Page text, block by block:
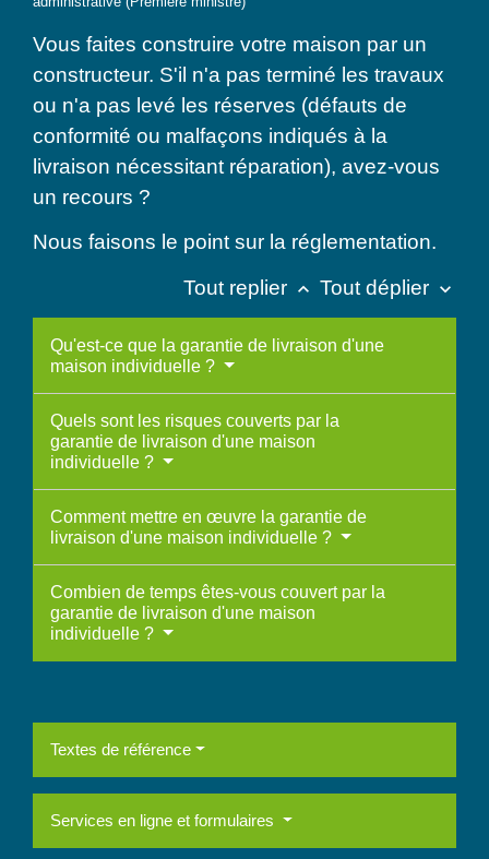
Vous faites construire votre maison par un
constructeur. S'il n'a pas terminé les travaux
ou n'a pas levé les réserves (défauts de
conformité ou malfaçons indiqués à la
livraison nécessitant réparation), avez-vous
un recours ?
Nous faisons le point sur la réglementation.
Tout replier keyboard_arrow_up Tout déplier keyboard_arrow_down
Qu'est-ce que la garantie de livraison d'une
maison individuelle ?
Quels sont les risques couverts par la
garantie de livraison d'une maison
individuelle ?
Comment mettre en œuvre la garantie de
livraison d'une maison individuelle ?
Combien de temps êtes-vous couvert par la
garantie de livraison d'une maison
individuelle ?
Textes de référence
Services en ligne et formulaires